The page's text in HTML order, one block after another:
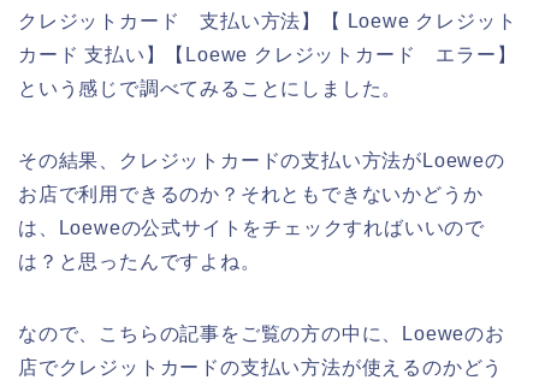
クレジットカード 支払い方法】【 Loewe クレジット
カード 支払い】【Loewe クレジットカード エラー】
という感じで調べてみることにしました。
その結果、クレジットカードの支払い方法がLoeweの
お店で利用できるのか？それともできないかどうか
は、Loeweの公式サイトをチェックすればいいので
は？と思ったんですよね。
なので、こちらの記事をご覧の方の中に、Loeweのお
店でクレジットカードの支払い方法が使えるのかどう